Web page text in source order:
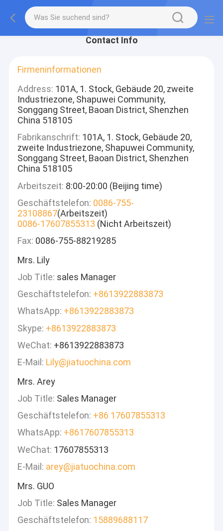
Contact Info
Firmeninformationen
Address: 101A, 1. Stock, Gebäude 20, zweite
Industriezone, Shapuwei Community,
Songgang Street, Baoan District, Shenzhen
China 518105
Fabrikanschrift: 101A, 1. Stock, Gebäude 20,
zweite Industriezone, Shapuwei Community,
Songgang Street, Baoan District, Shenzhen
China 518105
Arbeitszeit: 8:00-20:00 (Beijing time)
Geschäftstelefon: 0086-755-
23108867(Arbeitszeit)
0086-17607855313 (Nicht Arbeitszeit)
Fax: 0086-755-88219285
Mrs. Lily
Job Title: sales Manager
Geschäftstelefon: +8613922883873
WhatsApp: +8613922883873
Skype: +8613922883873
WeChat: +8613922883873
E-Mail: Lily@jiatuochina.com
Mrs. Arey
Job Title: Sales Manager
Geschäftstelefon: +86 17607855313
WhatsApp: +8617607855313
WeChat: 17607855313
E-Mail: arey@jiatuochina.com
Mrs. GUO
Job Title: Sales Manager
Geschäftstelefon: 15889688117